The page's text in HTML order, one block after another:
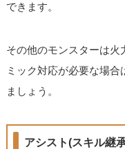
できます。
その他のモンスターは
ミック対応が必要な場
ましょう。
アシスト(スキル継